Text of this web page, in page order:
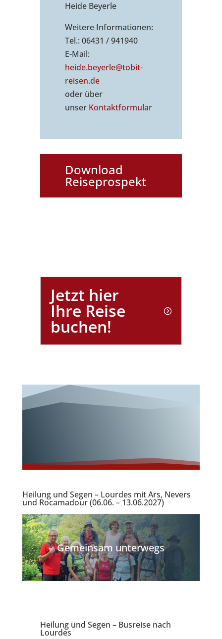
Heide Beyerle
Weitere Informationen:
Tel.: 06431 / 941940
E-Mail:
heide.beyerle@tobit-
reisen.de
oder über
unser Kontaktformular
Download
Reiseprospekt
Jetzt hier
Ihre Reise
buchen!
Heilung und Segen – Lourdes mit Ars, Nevers
und Rocamadour (06.06. – 13.06.2027)
Gemeinsam unterwegs
Heilung und Segen – Busreise nach
Lourdes